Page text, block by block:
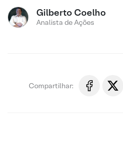
Gilberto Coelho
Analista de Ações
Compartilhar: